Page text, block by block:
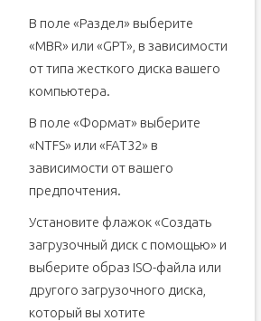
В поле «Раздел» выберите
«MBR» или «GPT», в зависимости
от типа жесткого диска вашего
компьютера.
В поле «Формат» выберите
«NTFS» или «FAT32» в
зависимости от вашего
предпочтения.
Установите флажок «Создать
загрузочный диск с помощью» и
выберите образ ISO-файла или
другого загрузочного диска,
который вы хотите